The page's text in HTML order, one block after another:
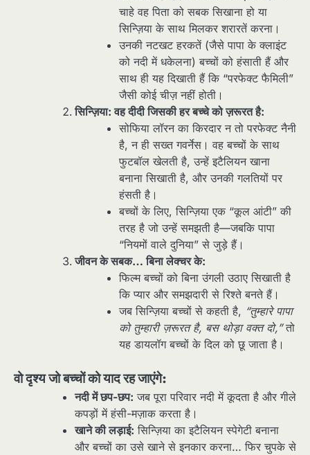
चाहे वह पिता को सबक सिखाना हो या
सिन्ज़िया के साथ मिलकर शरारतें करना।
उनकी नटखट हरकतें (जैसे पापा के क्लाइंट
को नदी में धकेलना) बच्चों को हंसाती हैं और
साथ ही यह दिखाती हैं कि “परफेक्ट फैमिली”
जैसी कोई चीज़ नहीं होती।
सिन्ज़िया: वह दीदी जिसकी हर बच्चे को ज़रूरत है:
सोफिया लॉरन का किरदार न तो परफेक्ट नैनी
है, न ही सख्त गवर्नेस। वह बच्चों के साथ
फुटबॉल खेलती है, उन्हें इटैलियन खाना
बनाना सिखाती है, और उनकी गलतियों पर
हंसती है।
बच्चों के लिए, सिन्ज़िया एक “कूल आंटी” की
तरह है जो उन्हें समझती है—जबकि पापा
“नियमों वाले दुनिया” से जुड़े हैं।
जीवन के सबक… बिना लेक्चर के:
फिल्म बच्चों को बिना उंगली उठाए सिखाती है
कि प्यार और समझदारी से रिश्ते बनते हैं।
जब सिन्ज़िया बच्चों से कहती है, “तुम्हारे पापा
को तुम्हारी ज़रूरत है, बस थोड़ा वक्त दो,”तो
यह डायलॉग बच्चों के दिल को छू जाता है।
वो दृश्य जो बच्चों को याद रह जाएंगे:
नदी में छप-छप: जब पूरा परिवार नदी में कूदता है और गीले
कपड़ों में हंसी-मज़ाक करता है।
खाने की लड़ाई: सिन्ज़िया का इटैलियन स्पेगेटी बनाना
और बच्चों का उसे खाने से इनकार करना… फिर चुपके से